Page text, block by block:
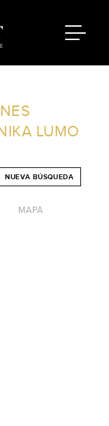
LUMO
NUEVA BÚSQUEDA
MAPA